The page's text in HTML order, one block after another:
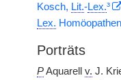
Kosch, Lit.-Lex.³
Lex. Homöopathen
Porträts
PAquarell v. J.